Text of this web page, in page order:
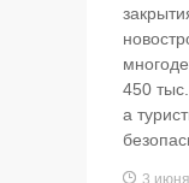
450
а